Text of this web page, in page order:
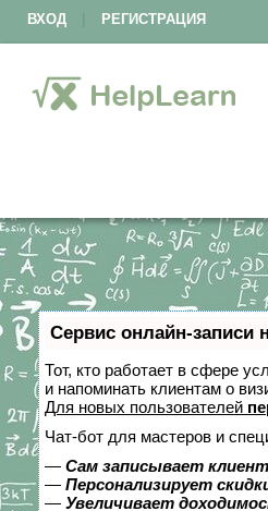
ВХОД РЕГИСТРАЦИЯ
Сервис онлайн-записи
Тот, кто работает в сфере
и напоминать клиентам о
Для новых пользователей
Чат-бот для мастеров и
— Сам записывает
— Персонализирует
— Увеличивает